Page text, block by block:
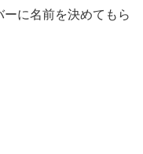
に名前を決めてもら